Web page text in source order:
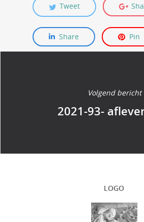
Tweet
Share Pin
Volgend bericht
2021-93-
LOGO